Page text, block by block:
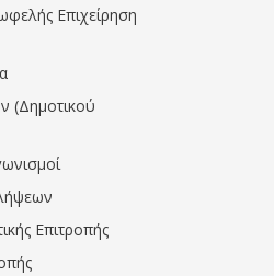
Επιχείρηση
(Δημοτικού
Επιτροπής